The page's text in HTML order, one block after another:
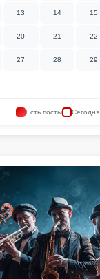
13 14 15
20 21 22
27 28 29
Есть посты Сегодня